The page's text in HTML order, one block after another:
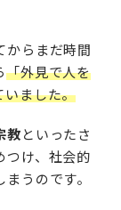
からまだ時間
「外見で人を
いました。
教 といったさ
つけ、社会的
うのです。